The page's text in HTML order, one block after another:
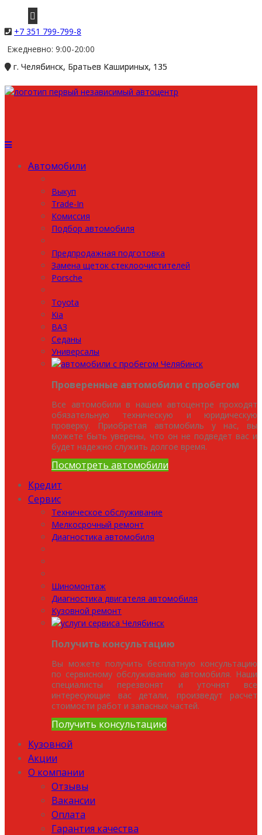
+7 351 799-799-8
Ежедневно: 9:00-20:00
г. Челябинск, Братьев Кашириных, 135
Автомобили
Выкуп
Trade-In
Комиссия
Подбор автомобиля
Предпродажная подготовка
Замена щеток стеклоочистителей
Porsche
Toyota
Kia
ВАЗ
Седаны
Универсалы
Проверенные автомобили с пробегом
Все автомобили в нашем автоцентре проходят
обязательную техническую и юридическую
проверку. Приобретая автомобиль у нас, вы
можете быть уверены, что он не подведет вас и
будет надежно служить долгое время.
Посмотреть автомобили
Кредит
Сервис
Техническое обслуживание
Мелкосрочный ремонт
Диагностика автомобиля
Шиномонтаж
Диагностика двигателя автомобиля
Кузовной ремонт
Получить консультацию
Вы можете получить бесплатную консультацию
по сервисному обслуживанию автомобиля. Наши
специалисты перезвонят и уточнят все
интересующие вас детали, произведут расчет
стоимости работ и запасных частей.
Получить консультацию
Кузовной
Акции
О компании
Отзывы
Вакансии
Оплата
Гарантия качества